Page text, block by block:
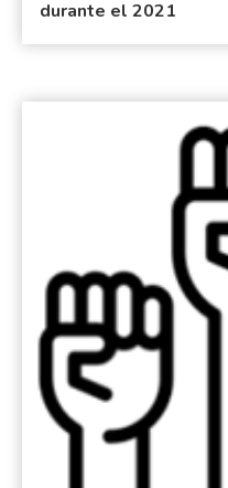
durante el 2021